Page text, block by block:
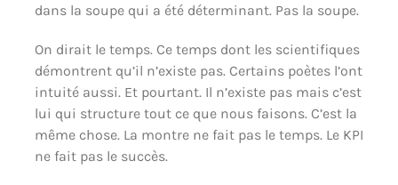
dans la soupe qui a été déterminant. Pas la soupe.
On dirait le temps. Ce temps dont les scientifiques
démontrent qu’il n’existe pas. Certains poètes l’ont
intuité aussi. Et pourtant. Il n’existe pas mais c’est
lui qui structure tout ce que nous faisons. C’est la
même chose. La montre ne fait pas le temps. Le KPI
ne fait pas le succès.